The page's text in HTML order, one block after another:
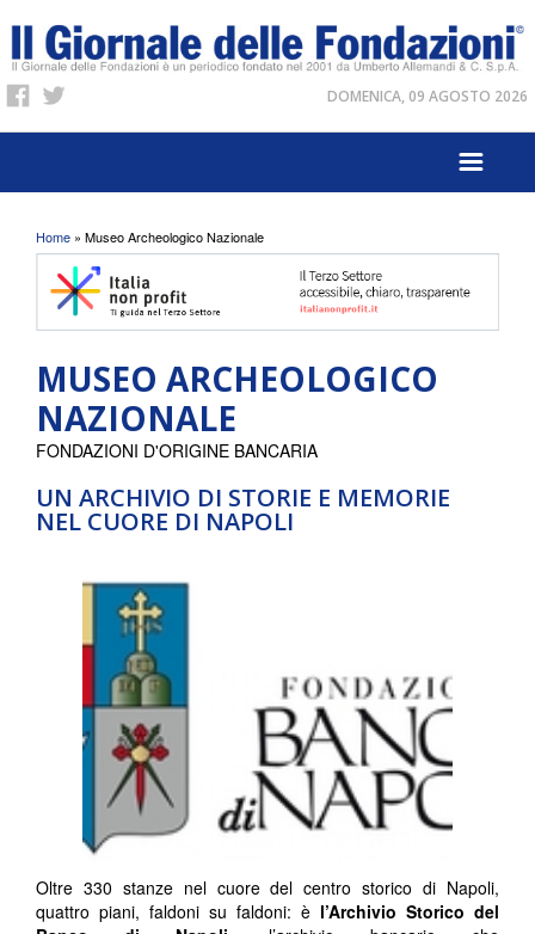
DOMENICA, 09 AGOSTO 2026
Tu sei qui
Home » Museo Archeologico Nazionale
MUSEO ARCHEOLOGICO
NAZIONALE
UN ARCHIVIO DI STORIE E MEMORIE
NEL CUORE DI NAPOLI
FONDAZIONI D'ORIGINE BANCARIA
Oltre 330 stanze nel cuore del centro storico di Napoli,
quattro piani, faldoni su faldoni: è l’Archivio Storico del